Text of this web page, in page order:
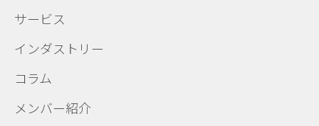
サービス
インダストリー
コラム
メンバー紹介